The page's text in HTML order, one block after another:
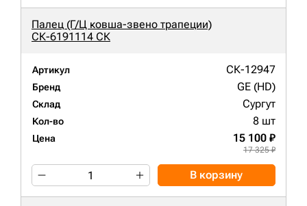
Палец (Г/Ц ковша-звено трапеции)
СК-6191114 СК
Артикул СК-12947
Бренд GE (HD)
Склад Сургут
Кол-во 8 шт
Цена 15 100 ₽
17 325 ₽
В корзину